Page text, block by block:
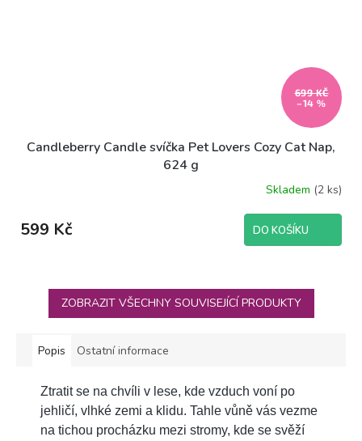
699 KČ
–14 %
Candleberry Candle svíčka Pet Lovers Cozy Cat Nap,
624 g
Skladem (2 ks)
599 Kč DO KOŠÍKU
ZOBRAZIT VŠECHNY SOUVISEJÍCÍ PRODUKTY
Popis Ostatní informace
Ztratit se na chvíli v lese, kde vzduch voní po
jehličí, vlhké zemi a klidu. Tahle vůně vás vezme
na tichou procházku mezi stromy, kde se svěží